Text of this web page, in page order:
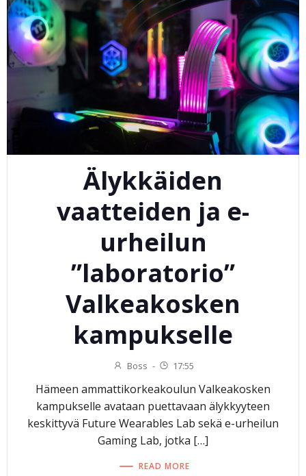
Älykkäiden
vaatteiden ja e-
urheilun
”laboratorio”
Valkeakosken
kampukselle
Boss - 17:55
Hämeen ammattikorkeakoulun Valkeakosken
kampukselle avataan puettavaan älykkyyteen
keskittyvä Future Wearables Lab sekä e-urheilun
Gaming Lab, jotka […]
READ MORE